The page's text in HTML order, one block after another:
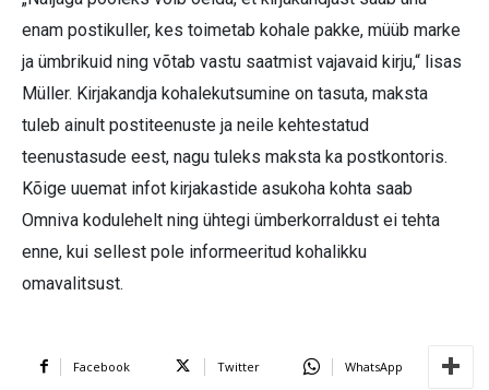
enam postikuller, kes toimetab kohale pakke, müüb marke
ja ümbrikuid ning võtab vastu saatmist vajavaid kirju,“ lisas
Müller. Kirjakandja kohalekutsumine on tasuta, maksta
tuleb ainult postiteenuste ja neile kehtestatud
teenustasude eest, nagu tuleks maksta ka postkontoris.
Kõige uuemat infot kirjakastide asukoha kohta saab
Omniva kodulehelt ning ühtegi ümberkorraldust ei tehta
enne, kui sellest pole informeeritud kohalikku
omavalitsust.
Facebook Twitter WhatsApp